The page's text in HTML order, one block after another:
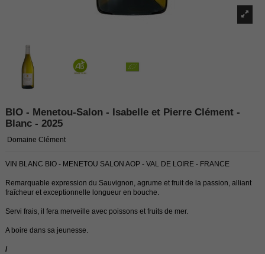
BIO - Menetou-Salon - Isabelle et Pierre Clément -
Blanc - 2025
Domaine Clément
VIN BLANC BIO - MENETOU SALON AOP - VAL DE LOIRE - FRANCE
Remarquable expression du Sauvignon, agrume et fruit de la passion, alliant
fraîcheur et exceptionnelle longueur en bouche.
Servi frais, il fera merveille avec poissons et fruits de mer.
A boire dans sa jeunesse.
/